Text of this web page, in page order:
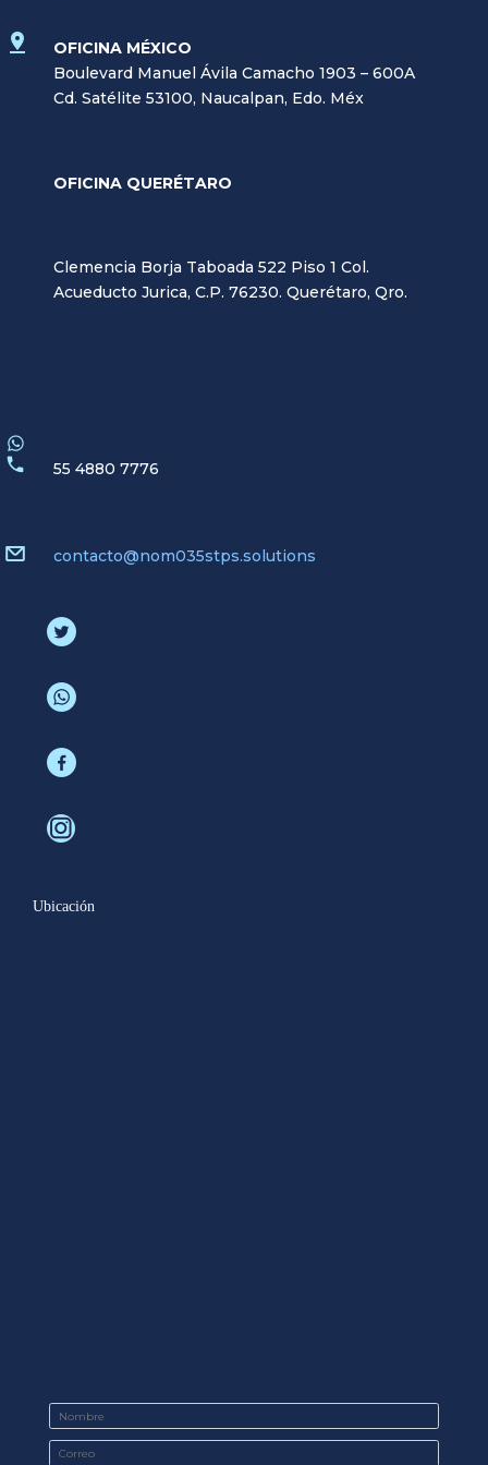
OFICINA MÉXICO
Boulevard Manuel Ávila Camacho 1903 – 600A
Cd. Satélite 53100, Naucalpan, Edo. Méx
OFICINA QUERÉTARO
Clemencia Borja Taboada 522 Piso 1 Col.
Acueducto Jurica, C.P. 76230. Querétaro, Qro.
55 4880 7776
contacto@nom035stps.solutions
Ubicación